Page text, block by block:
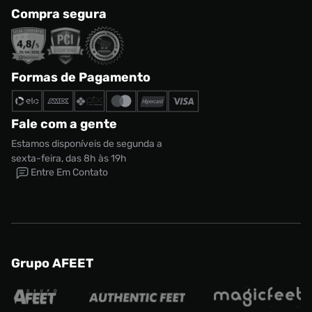
Compra segura
Formas de Pagamento
Fale com a gente
Estamos disponíveis de segunda a
sexta-feira, das 8h às 19h
Entre Em Contato
Grupo AFEET